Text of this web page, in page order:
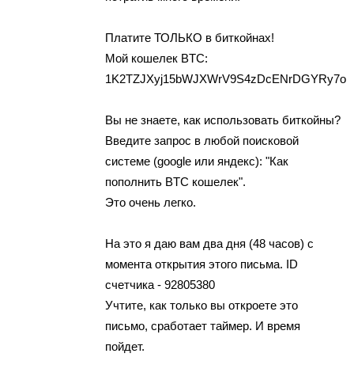
Платите ТОЛЬКО в биткойнах!
Мой кошелек BTC:
1K2TZJXyj15bWJXWrV9S4zDcENrDGYRy7o
Вы не знаете, как использовать биткойны?
Введите запрос в любой поисковой
системе (google или яндекс): "Как
пополнить BTC кошелек".
Это очень легко.
На это я даю вам два дня (48 часов) с
момента открытия этого письма. ID
счетчика - 92805380
Учтите, как только вы откроете это
письмо, сработает таймер. И время
пойдет.